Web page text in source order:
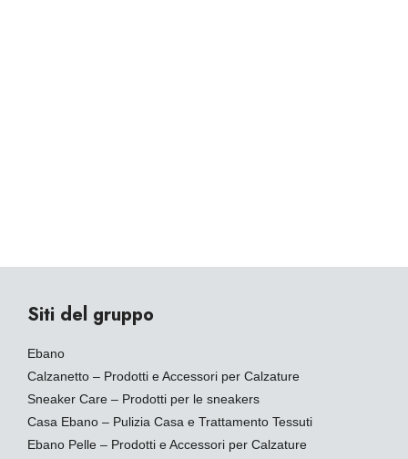
Siti del gruppo
Ebano
Calzanetto – Prodotti e Accessori per Calzature
Sneaker Care – Prodotti per le sneakers
Casa Ebano – Pulizia Casa e Trattamento Tessuti
Ebano Pelle – Prodotti e Accessori per Calzature